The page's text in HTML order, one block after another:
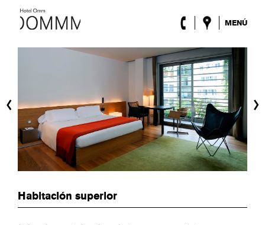
MENÚ
El Hotel
Lobby & Club
Eventos
Promociones
Blog
‹ ›
Habitación superior